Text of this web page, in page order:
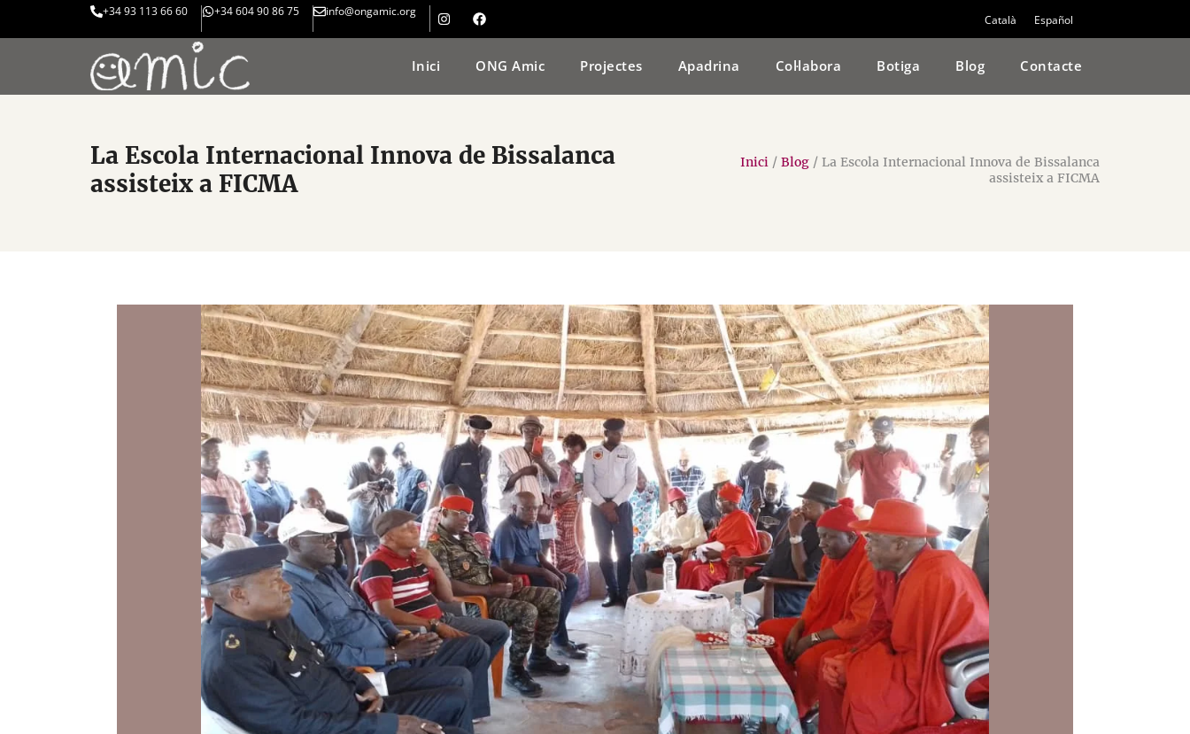
+34 93 113 66 60 +34 604 90 86 75 info@ongamic.org
Català Español
Inici ONG Amic Projectes Apadrina Col·labora Botiga Blog Contacte
La Escola Internacional Innova de Bissalanca
assisteix a FICMA
Inici / Blog / La Escola Internacional Innova de Bissalanca
assisteix a FICMA